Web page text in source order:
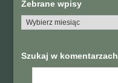
Zebrane wpisy
Szukaj w komentarzach